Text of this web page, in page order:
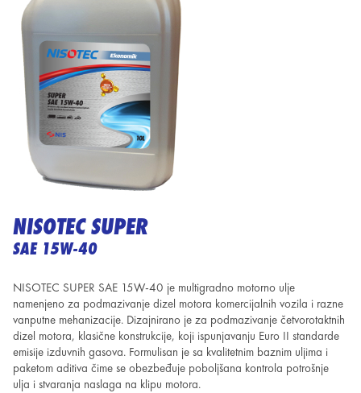
NISOTEC SUPER
SAE 15W-40
NISOTEC SUPER SAE 15W-40 je multigradno motorno ulje
namenjeno za podmazivanje dizel motora komercijalnih vozila i razne
vanputne mehanizacije. Dizajnirano je za podmazivanje četvorotaktnih
dizel motora, klasične konstrukcije, koji ispunjavanju Euro II standarde
emisije izduvnih gasova. Formulisan je sa kvalitetnim baznim uljima i
paketom aditiva čime se obezbeđuje poboljšana kontrola potrošnje
ulja i stvaranja naslaga na klipu motora.